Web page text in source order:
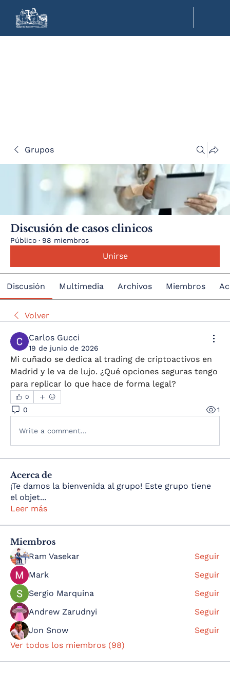
Grupos
Discusión de casos clinicos
Público · 98 miembros
Unirse
Discusión Multimedia Archivos Miembros
Volver
Carlos Gucci
19 de junio de 2026
Mi cuñado se dedica al trading de criptoactivos en
Madrid y le va de lujo. ¿Qué opciones seguras tengo
para replicar lo que hace de forma legal?
0
0 1
Write a comment...
Acerca de
¡Te damos la bienvenida al grupo! Este grupo tiene
el objet...
Leer más
Miembros
Ram Vasekar
Seguir
Mark
Seguir
Sergio Marquina
Seguir
Andrew Zarudnyi
Seguir
Jon Snow
Seguir
Ver todos los miembros (98)